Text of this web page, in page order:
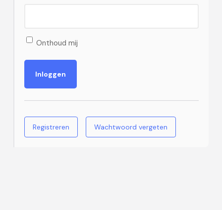
Onthoud mij
Registreren Wachtwoord vergeten